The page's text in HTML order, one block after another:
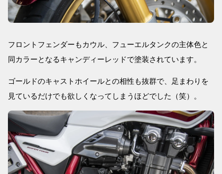
フロントフェンダーもカウル、フューエルタンクの主体色と
同カラーとなるキャンディーレッドで塗装されています。
ゴールドのキャストホイールとの相性も抜群で、足まわりを
見ているだけでも欲しくなってしまうほどでした（笑）。